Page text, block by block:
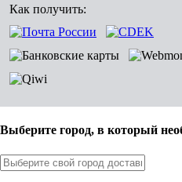
Как получить:
Выберите город, в который